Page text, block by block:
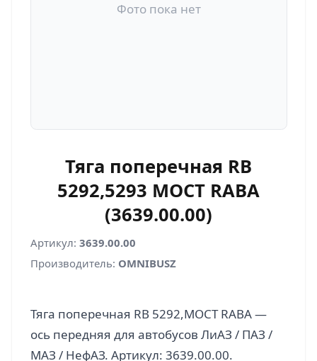
Фото пока нет
Тяга поперечная RB
5292,5293 МОСТ RABA
(3639.00.00)
Артикул: 3639.00.00
Производитель: OMNIBUSZ
Тяга поперечная RB 5292,МОСТ RABA —
ось передняя для автобусов ЛиАЗ / ПАЗ /
МАЗ / НефАЗ. Артикул: 3639.00.00.